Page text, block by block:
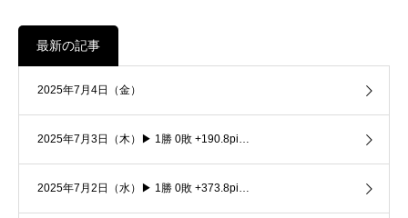
最新の記事
2025年7月4日（金）
2025年7月3日（木）▶ 1勝 0敗 +190.8pi…
2025年7月2日（水）▶ 1勝 0敗 +373.8pi…